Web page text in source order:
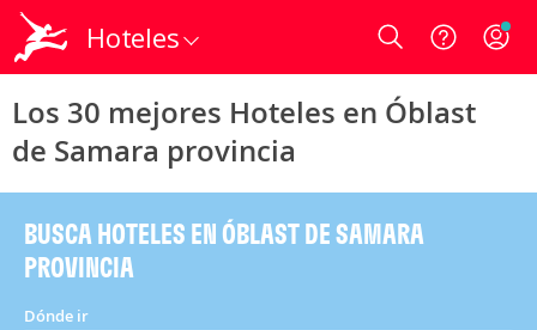
Hoteles Login
Los 30 mejores Hoteles en Óblast
de Samara provincia
BUSCA HOTELES EN ÓBLAST DE SAMARA
PROVINCIA
Dónde ir